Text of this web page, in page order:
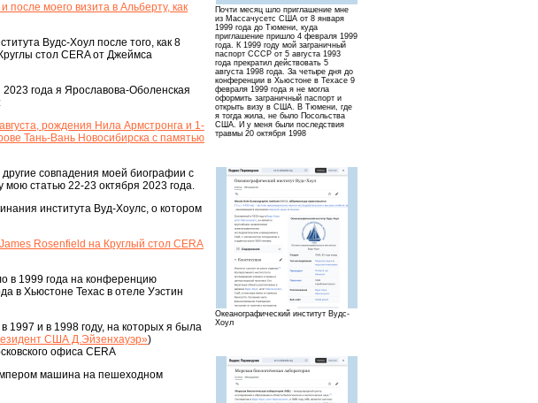
Почти месяц шло приглашение мне
из Массачусетс США от 8 января
1999 года до Тюмени, куда
приглашение пришло 4 февраля 1999
года. К 1999 году мой заграничный
паспорт СССР от 5 августа 1993
года прекратил действовать 5
августа 1998 года. За четыре дня до
конференции в Хьюстоне в Техасе 9
февраля 1999 года я не могла
оформить заграничный паспорт и
открыть визу в США. В Тюмени, где
я тогда жила, не было Посольства
США. И у меня были последствия
травмы 20 октября 1998
Океанографический институт Вудс-
Хоул
моего визита в Альберту, как
Вудс-Хоул после того, как 8
стол CERA от Джеймса
года я Ярославова-Оболенская
рождения Нила Армстронга и 1-
Тань-Вань Новосибирска с памятью
совпадения моей биографии с
мою статью 22-23 октября 2023 года.
института Вуд-Хоулс, о котором
Rosenfield на Круглый стол CERA
в 1999 года на конференцию
в Хьюстоне Техас в отеле Уэстин
1997 и в 1998 году, на которых я была
США Д.Эйзенхауэр»)
офиса CERA
машина на пешеходном